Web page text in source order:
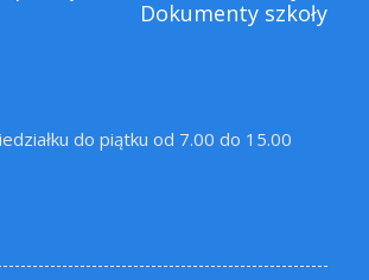
Dokumenty szkoły
do piątku od 7.00 do 15.00